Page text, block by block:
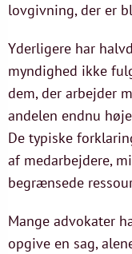
lovgivning, der er
Yderligere har
myndighed ikke
dem, der arbejder
andelen endnu
De typiske
af medarbejdere,
begrænsede
Mange advokater
opgive en sag,